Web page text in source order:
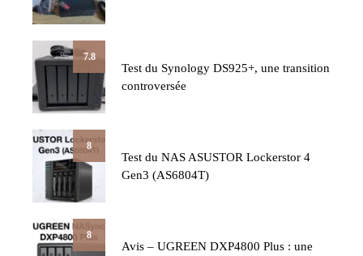
7.8
Test du Synology DS925+, une transition
controversée
8
Test du NAS ASUSTOR Lockerstor 4
Gen3 (AS6804T)
8
Avis – UGREEN DXP4800 Plus : une